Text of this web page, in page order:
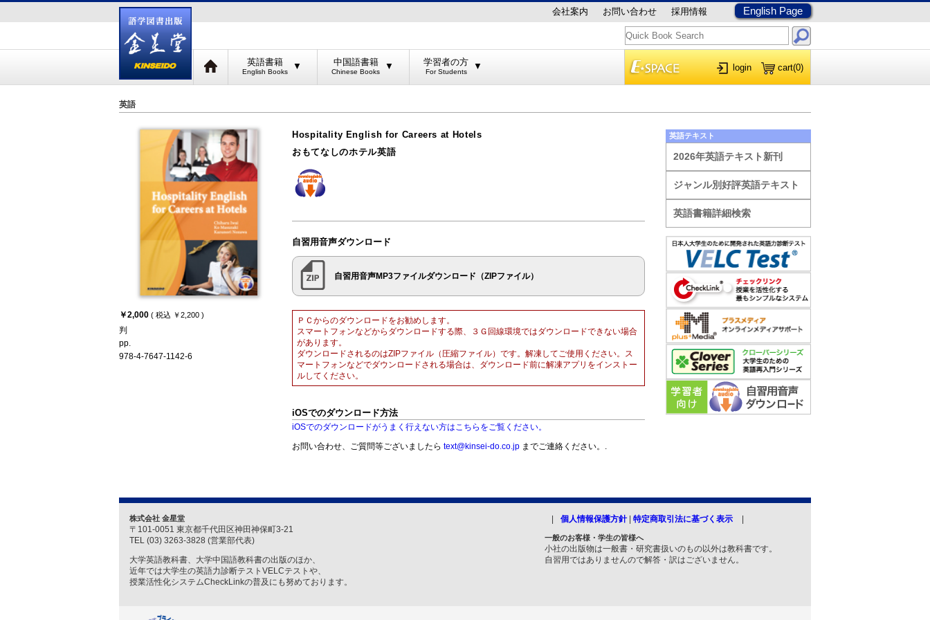
English Page
会社案内 お問い合わせ 採用情報
英語書籍 ▼ 中国語書籍 ▼ 学習者の方 ▼ login cart(0)
英語
￥2,000 ( 税込 ￥2,200 )
判
pp.
978-4-7647-1142-6
Hospitality English for Careers at Hotels
おもてなしのホテル英語
自習用音声ダウンロード
自習用音声MP3ファイルダウンロード（ZIPファイル）
ＰＣからのダウンロードをお勧めします。
スマートフォンなどからダウンロードする際、３Ｇ回線環境ではダウンロードできない場合
があります。
ダウンロードされるのはZIPファイル（圧縮ファイル）です。解凍してご使用ください。ス
マートフォンなどでダウンロードされる場合は、ダウンロード前に解凍アプリをインストー
ルしてください。
iOSでのダウンロード方法
iOSでのダウンロードがうまく行えない方はこちらをご覧ください。
お問い合わせ、ご質問等ございましたら text@kinsei-do.co.jp までご連絡ください。.
英語テキスト
2026年英語テキスト新刊
ジャンル別好評英語テキスト
英語書籍詳細検索
個人情報保護方針| 特定商取引法に基づく表示
一般のお客様・学生の皆様へ
小社の出版物は一般書・研究書扱いのもの以外は教科書です。
自習用ではありませんので解答・訳はございません。
株式会社 金星堂
〒101-0051 東京都千代田区神田神保町3-21
TEL (03) 3263-3828 (営業部代表)
大学英語教科書、大学中国語教科書の出版のほか、
近年では大学生の英語力診断テストVELCテストや、
授業活性化システムCheckLinkの普及にも努めております。